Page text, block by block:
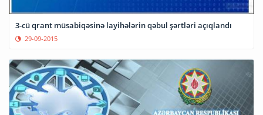
3-cü qrant müsabiqəsinə layihələrin qəbul şərtləri açıqlandı
29-09-2015